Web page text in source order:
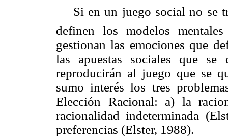
Si en un juego social no se
definen los modelos
gestionan las emociones que
las apuestas sociales que se
reproducirán al juego que se
sumo interés los tres
Elección Racional: a) la
racionalidad indeterminada (
preferencias (Elster, 1988).